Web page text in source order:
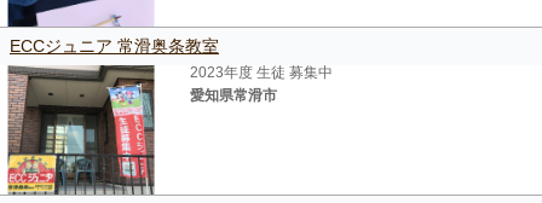
ECCジュニア 常滑奥条教室
2023年度 生徒 募集中
愛知県常滑市